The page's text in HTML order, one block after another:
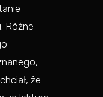
Różne
że